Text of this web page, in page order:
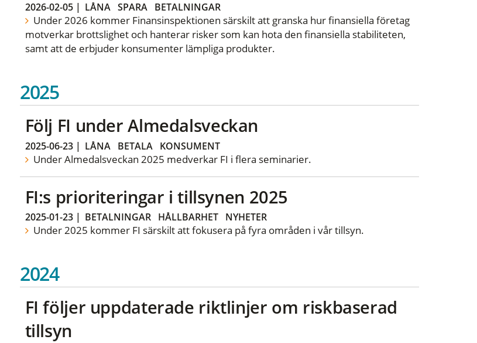
2026-02-05| LÅNA SPARA BETALNINGAR
Under 2026 kommer Finansinspektionen särskilt att granska hur finansiella företag
motverkar brottslighet och hanterar risker som kan hota den finansiella stabiliteten,
samt att de erbjuder konsumenter lämpliga produkter.
2025
Följ FI under Almedalsveckan
2025-06-23| LÅNA BETALA KONSUMENT
Under Almedalsveckan 2025 medverkar FI i flera seminarier.
FI:s prioriteringar i tillsynen 2025
2025-01-23| BETALNINGAR HÅLLBARHET NYHETER
Under 2025 kommer FI särskilt att fokusera på fyra områden i vår tillsyn.
2024
FI följer uppdaterade riktlinjer om riskbaserad
tillsyn